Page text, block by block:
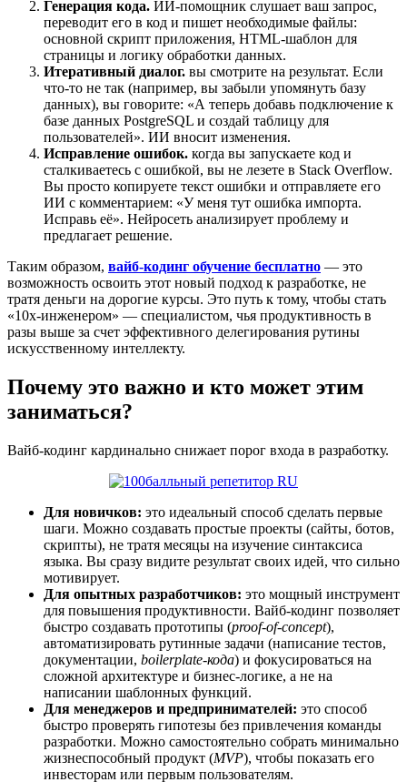
Генерация кода. ИИ-помощник слушает ваш запрос,
переводит его в код и пишет необходимые файлы:
основной скрипт приложения, HTML-шаблон для
страницы и логику обработки данных.
Итеративный диалог. вы смотрите на результат. Если
что-то не так (например, вы забыли упомянуть базу
данных), вы говорите: «А теперь добавь подключение к
базе данных PostgreSQL и создай таблицу для
пользователей». ИИ вносит изменения.
Исправление ошибок. когда вы запускаете код и
сталкиваетесь с ошибкой, вы не лезете в Stack Overflow.
Вы просто копируете текст ошибки и отправляете его
ИИ с комментарием: «У меня тут ошибка импорта.
Исправь её». Нейросеть анализирует проблему и
предлагает решение.
Таким образом, вайб-кодинг обучение бесплатно — это
возможность освоить этот новый подход к разработке, не
тратя деньги на дорогие курсы. Это путь к тому, чтобы стать
«10x-инженером» — специалистом, чья продуктивность в
разы выше за счет эффективного делегирования рутины
искусственному интеллекту.
Почему это важно и кто может этим
заниматься?
Вайб-кодинг кардинально снижает порог входа в разработку.
Для новичков: это идеальный способ сделать первые
шаги. Можно создавать простые проекты (сайты, ботов,
скрипты), не тратя месяцы на изучение синтаксиса
языка. Вы сразу видите результат своих идей, что сильно
мотивирует.
Для опытных разработчиков: это мощный инструмент
для повышения продуктивности. Вайб-кодинг позволяет
быстро создавать прототипы (proof-of-concept),
автоматизировать рутинные задачи (написание тестов,
документации, boilerplate-кода) и фокусироваться на
сложной архитектуре и бизнес-логике, а не на
написании шаблонных функций.
Для менеджеров и предпринимателей: это способ
быстро проверять гипотезы без привлечения команды
разработки. Можно самостоятельно собрать минимально
жизнеспособный продукт (MVP), чтобы показать его
инвесторам или первым пользователям.